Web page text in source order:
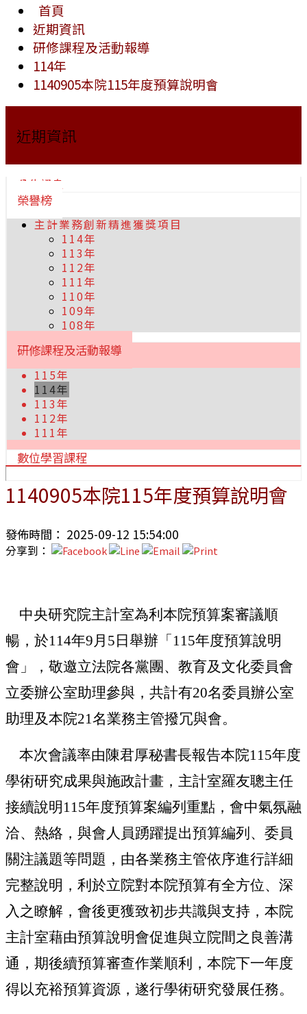
首頁
近期資訊
研修課程及活動報導
114年
1140905本院115年度預算說明會
近期資訊
公告訊息
榮譽榜
主計業務創新精進獲獎項目
114年
113年
112年
111年
110年
109年
108年
研修課程及活動報導
115年
114年
113年
112年
111年
數位學習課程
1140905本院115年度預算說明會
發佈時間： 2025-09-12 15:54:00
分享到：
中央研究院主計室為利本院預算案審議順
暢，於114年9月5日舉辦「115年度預算說明
會」，敬邀立法院各黨團、教育及文化委員會
立委辦公室助理參與，共計有20名委員辦公室
助理及本院21名業務主管撥冗與會。
本次會議率由陳君厚秘書長報告本院115年度
學術研究成果與施政計畫，主計室羅友聰主任
接續說明115年度預算案編列重點，會中氣氛融
洽、熱絡，與會人員踴躍提出預算編列、委員
關注議題等問題，由各業務主管依序進行詳細
完整說明，利於立院對本院預算有全方位、深
入之瞭解，會後更獲致初步共識與支持，本院
主計室藉由預算說明會促進與立院間之良善溝
通，期後續預算審查作業順利，本院下一年度
得以充裕預算資源，遂行學術研究發展任務。